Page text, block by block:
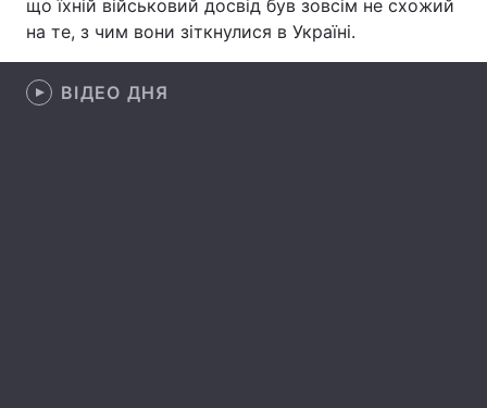
Відео з Youtube Статті
що їхній військовий досвід був зовсім не схожий
на те, з чим вони зіткнулися в Україні.
ВІДЕО ДНЯ